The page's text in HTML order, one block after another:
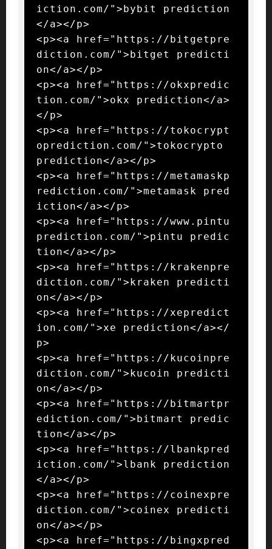
iction.com/">bybit prediction
</a></p>
<p><a href="https://bitgetpre
diction.com/">bitget predicti
on</a></p>
<p><a href="https://okxpredic
tion.com/">okx prediction</a>
</p>
<p><a href="https://tokocrypt
oprediction.com/">tokocrypto
prediction</a></p>
<p><a href="https://metamaskp
rediction.com/">metamask pred
iction</a></p>
<p><a href="https://www.pintu
prediction.com/">pintu predic
tion</a></p>
<p><a href="https://krakenpre
diction.com/">kraken predicti
on</a></p>
<p><a href="https://xepredict
ion.com/">xe prediction</a></
p>
<p><a href="https://kucoinpre
diction.com/">kucoin predicti
on</a></p>
<p><a href="https://bitmartpr
ediction.com/">bitmart predic
tion</a></p>
<p><a href="https://lbankpred
iction.com/">lbank prediction
</a></p>
<p><a href="https://coinexpre
diction.com/">coinex predicti
on</a></p>
<p><a href="https://bingxpred